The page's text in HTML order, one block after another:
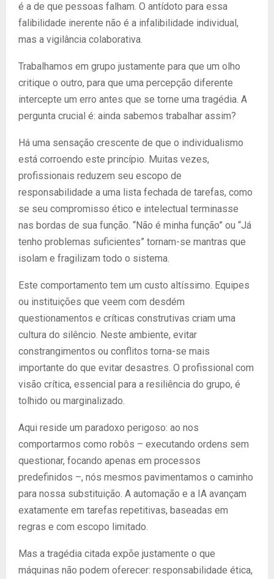
é a de que pessoas falham. O antídoto para essa
falibilidade inerente não é a infalibilidade individual,
mas a vigilância colaborativa.
Trabalhamos em grupo justamente para que um olho
critique o outro, para que uma percepção diferente
intercepte um erro antes que se torne uma tragédia. A
pergunta crucial é: ainda sabemos trabalhar assim?
Há uma sensação crescente de que o individualismo
está corroendo este princípio. Muitas vezes,
profissionais reduzem seu escopo de
responsabilidade a uma lista fechada de tarefas, como
se seu compromisso ético e intelectual terminasse
nas bordas de sua função. “Não é minha função” ou “Já
tenho problemas suficientes” tornam-se mantras que
isolam e fragilizam todo o sistema.
Este comportamento tem um custo altíssimo. Equipes
ou instituições que veem com desdém
questionamentos e críticas construtivas criam uma
cultura do silêncio. Neste ambiente, evitar
constrangimentos ou conflitos torna-se mais
importante do que evitar desastres. O profissional com
visão crítica, essencial para a resiliência do grupo, é
tolhido ou marginalizado.
Aqui reside um paradoxo perigoso: ao nos
comportarmos como robôs – executando ordens sem
questionar, focando apenas em processos
predefinidos –, nós mesmos pavimentamos o caminho
para nossa substituição. A automação e a IA avançam
exatamente em tarefas repetitivas, baseadas em
regras e com escopo limitado.
Mas a tragédia citada expõe justamente o que
máquinas não podem oferecer: responsabilidade ética,